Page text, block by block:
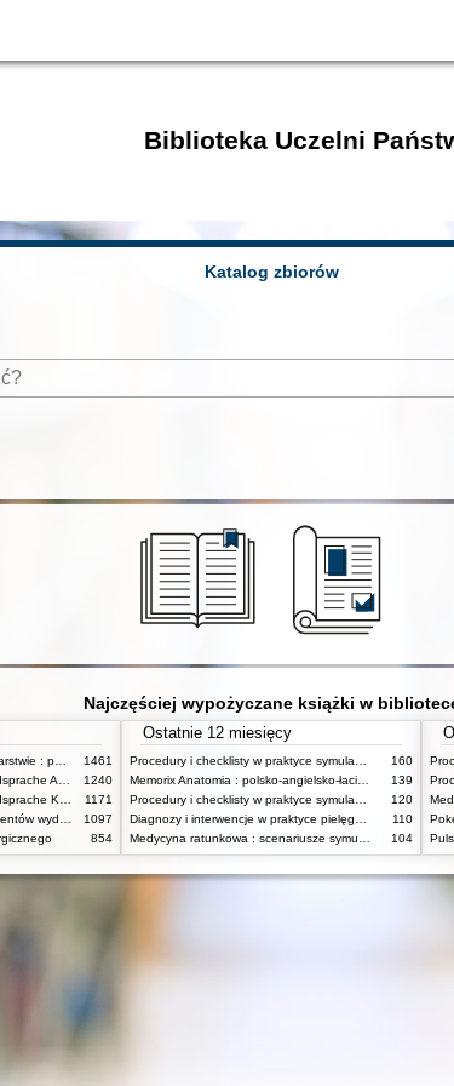
Biblioteka Uczelni
Katalog zbiorów
Najczęściej wypożyczane książki w
1461
1240
1171
1097
854
Ostatnie 12 miesięcy
160
139
120
110
104